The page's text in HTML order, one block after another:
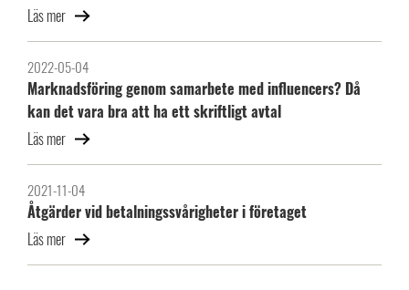
Läs mer
2022-05-04
Marknadsföring genom samarbete med influencers? Då
kan det vara bra att ha ett skriftligt avtal
Läs mer
2021-11-04
Åtgärder vid betalningssvårigheter i företaget
Läs mer